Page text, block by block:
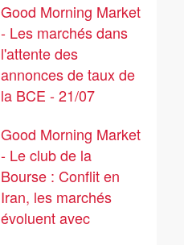
Good Morning Market
- Les marchés dans
l'attente des
annonces de taux de
la BCE - 21/07
Good Morning Market
- Le club de la
Bourse : Conflit en
Iran, les marchés
évoluent avec